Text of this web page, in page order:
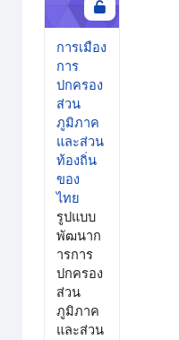
การเมือง
การ
ปกครอง
ส่วน
ภูมิภาค
และส่วน
ท้องถิ่น
ของ
ไทย
รูปแบบ
พัฒนาก
ารการ
ปกครอง
ส่วน
ภูมิภาค
และส่วน